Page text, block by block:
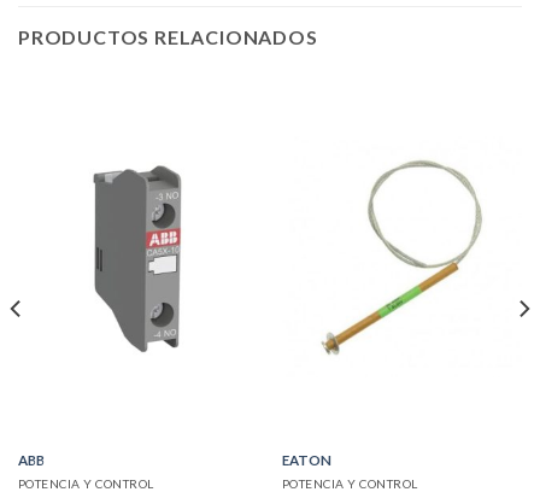
PRODUCTOS RELACIONADOS
ABB
POTENCIA Y CONTROL
EATON
POTENCIA Y CONTROL